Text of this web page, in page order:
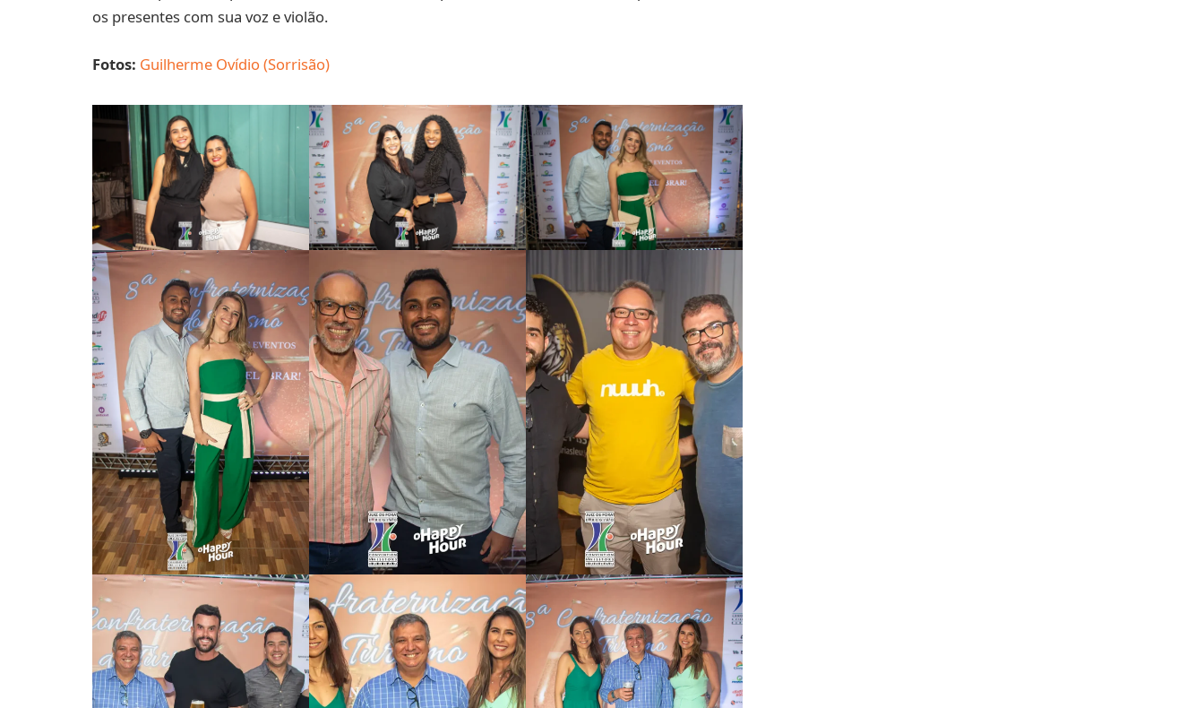
os presentes com sua voz e violão.
Fotos: Guilherme Ovídio (Sorrisão)